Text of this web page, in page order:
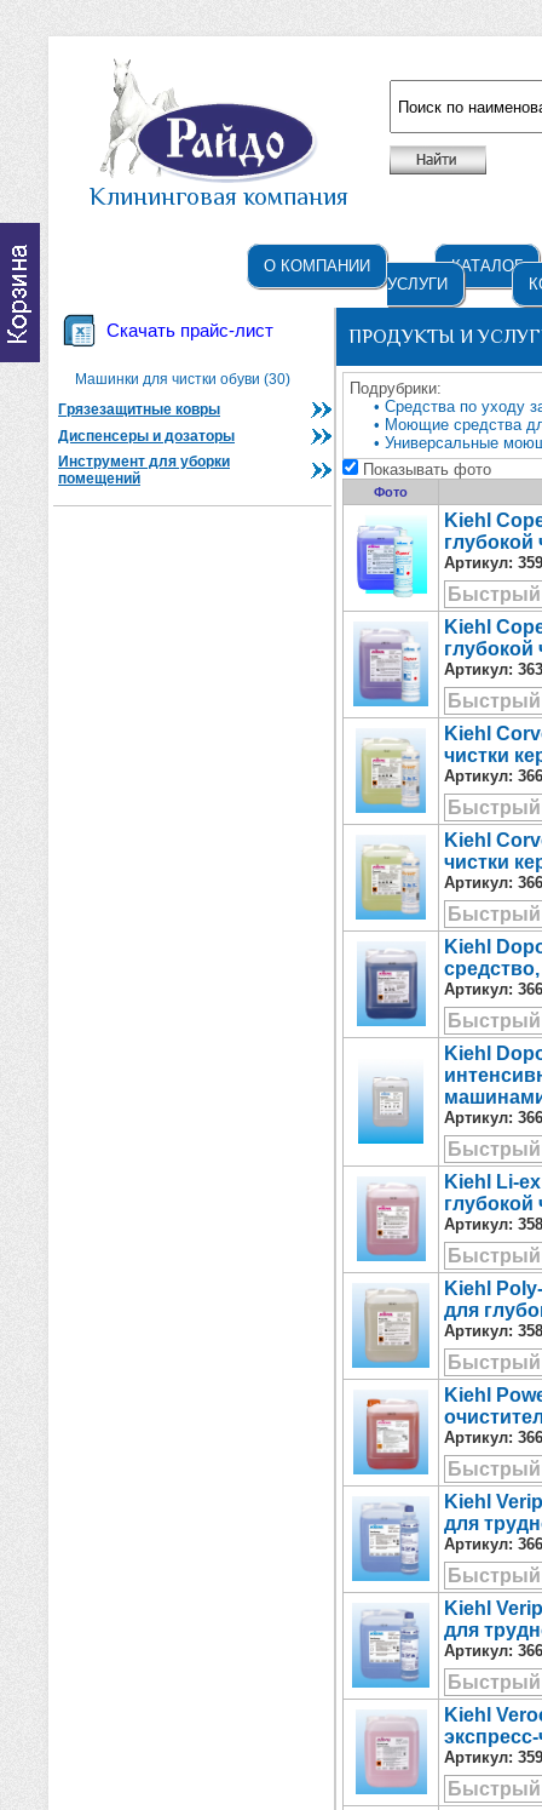
Клининговая компания
О КОМПАНИИ
КАТАЛОГ
УСЛУГИ
Скачать прайс-лист
Машинки для чистки обуви (30)
Грязезащитные ковры
Диспенсеры и дозаторы
Инструмент для уборки
помещений
ПРОДУКТЫ И
Подрубрики:
• Средства по уходу
• Моющие средства
• Универсальные
Показывать фото
Фото
Kiehl
глубокой
Артикул:
Kiehl
глубокой
Артикул:
Kiehl
чистки
Артикул:
Kiehl
чистки
Артикул:
Kiehl
Артикул:
Kiehl
Артикул:
Kiehl Li-
глубокой
Артикул:
Kiehl
для
Артикул:
Kiehl
Артикул:
Kiehl
для
Артикул:
Kiehl
для
Артикул:
Kiehl
Артикул: